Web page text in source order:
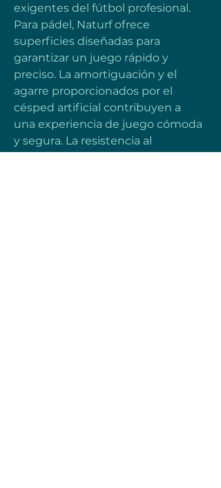
exigentes del fútbol profesional.
Para pádel, Naturf ofrece
superficies diseñadas para
garantizar un juego rápido y
preciso. La amortiguación y el
agarre proporcionados por el
césped artificial contribuyen a
una experiencia de juego cómoda
y segura. La resistencia al